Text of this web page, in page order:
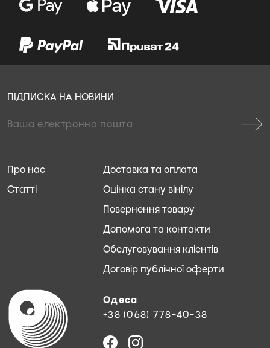
Одеса
+38 (068) 778-40-38
Доставка та оплата
Оцінка стану вінілу
Повернення товару
Допомога та контакти
Обслуговування клієнтів
Договір публічної оферти
Про нас
Статті
ПІДПИСКА НА НОВИНИ